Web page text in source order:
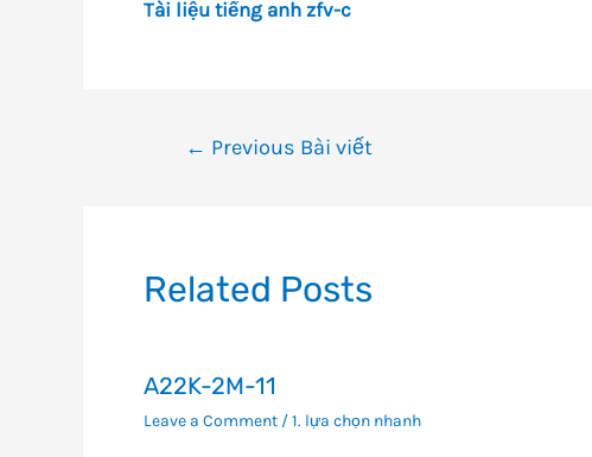
Tài liệu tiếng anh zfv-c
Điều← Previous Bài viết
Related Posts
A22K-2M-11
Leave a Comment /1. lựa chọn nhanh